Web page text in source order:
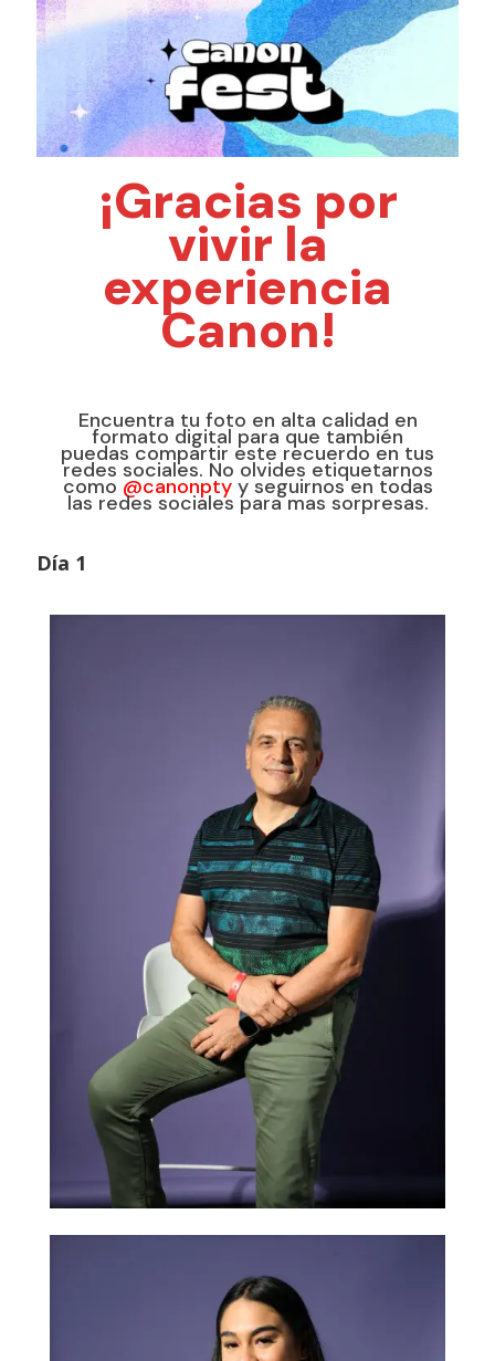
¡Gracias por
vivir la
experiencia
Canon!
Encuentra tu foto en alta calidad en
formato digital para que también
puedas compartir este recuerdo en tus
redes sociales. No olvides etiquetarnos
como @canonptyy seguirnos en todas
las redes sociales para mas sorpresas.
Día 1